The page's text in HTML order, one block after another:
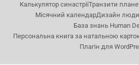
Калькулятор синастріїТранзити
Місячний календарДизайн
База знань Human
Персональна книга за натальною
Плагін для